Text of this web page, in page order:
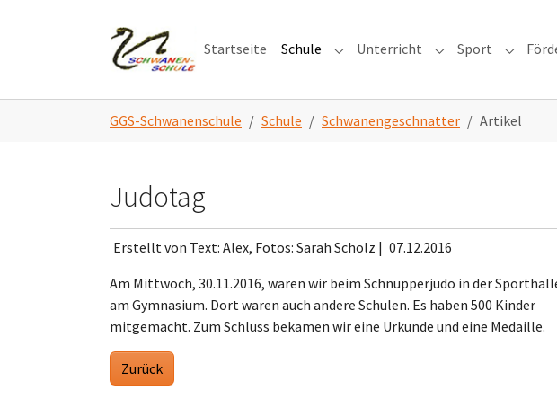
Startseite Schule Submenu for "Schule"
Unterricht Submenu for
Sport
GGS-Schwanenschule Schule Schwanengeschnatter Artikel
Judotag
Erstellt von Text: Alex, Fotos: Sarah Scholz | 07.12.2016
Am Mittwoch, 30.11.2016, waren wir beim Schnupperjudo in der
am Gymnasium. Dort waren auch andere Schulen. Es haben 500 Kinder
mitgemacht. Zum Schluss bekamen wir eine Urkunde und eine Medaille.
Zurück